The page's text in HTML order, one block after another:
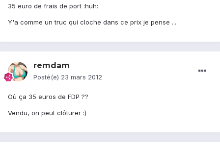
35 euro de frais de port :huh:
Y'a comme un truc qui cloche dans ce prix je pense ...
remdam
Posté(e) 23 mars 2012
Où ça 35 euros de FDP ??
Vendu, on peut clôturer :)